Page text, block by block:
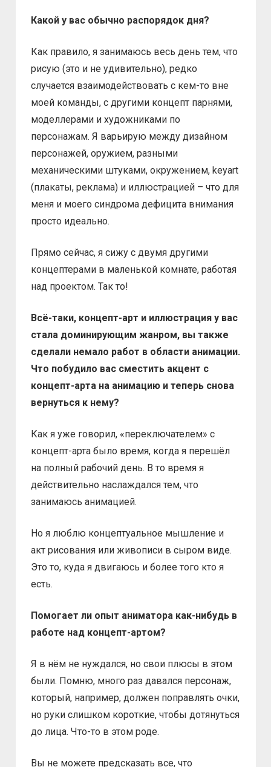
Какой у вас обычно распорядок дня?
Как правило, я занимаюсь весь день тем, что
рисую (это и не удивительно), редко
случается взаимодействовать с кем-то вне
моей команды, с другими концепт парнями,
моделлерами и художниками по
персонажам. Я варьирую между дизайном
персонажей, оружием, разными
механическими штуками, окружением, keyart
(плакаты, реклама) и иллюстрацией – что для
меня и моего синдрома дефицита внимания
просто идеально.
Прямо сейчас, я сижу с двумя другими
концептерами в маленькой комнате, работая
над проектом. Так то!
Всё-таки, концепт-арт и иллюстрация у вас
стала доминирующим жанром, вы также
сделали немало работ в области анимации.
Что побудило вас сместить акцент с
концепт-арта на анимацию и теперь снова
вернуться к нему?
Как я уже говорил, «переключателем» с
концепт-арта было время, когда я перешёл
на полный рабочий день. В то время я
действительно наслаждался тем, что
занимаюсь анимацией.
Но я люблю концептуальное мышление и
акт рисования или живописи в сыром виде.
Это то, куда я двигаюсь и более того кто я
есть.
Помогает ли опыт аниматора как-нибудь в
работе над концепт-артом?
Я в нём не нуждался, но свои плюсы в этом
были. Помню, много раз давался персонаж,
который, например, должен поправлять очки,
но руки слишком короткие, чтобы дотянуться
до лица. Что-то в этом роде.
Вы не можете предсказать все, что